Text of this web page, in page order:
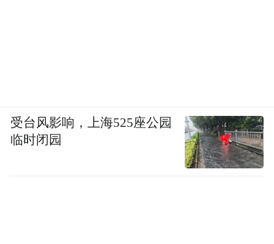
受台风影响，上海525座公园
临时闭园